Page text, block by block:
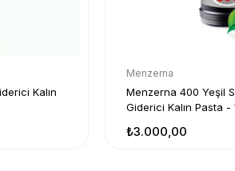
Menzerna
Menzerna 400 Yeşil Seri Ağır Çizik
Giderici Kalın Pasta -
₺3.000,00